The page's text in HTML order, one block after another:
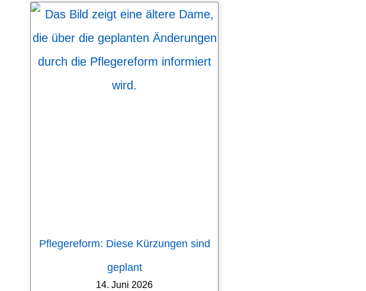
Pflegereform: Diese Kürzungen sind
geplant
14. Juni 2026